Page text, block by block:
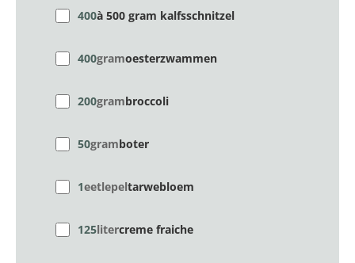
400à 500 gram kalfsschnitzel
400gramoesterzwammen
200grambroccoli
50gramboter
1eetlepeltarwebloem
125litercreme fraiche